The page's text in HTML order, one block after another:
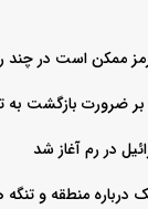
ممکن است در چند
ضرورت بازگشت به
در رم آغاز شد
درباره منطقه و تنگه